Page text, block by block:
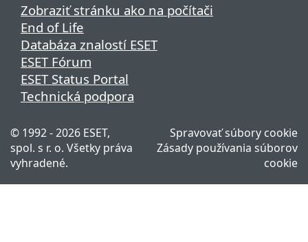
Zobraziť stránku ako na počítači
End of Life
Databáza znalostí ESET
ESET Fórum
ESET Status Portal
Technická podpora
© 1992 - 2026 ESET,
spol. s r. o. Všetky práva
vyhradené.
Spravovať súbory cookie
Zásady používania súborov
cookie